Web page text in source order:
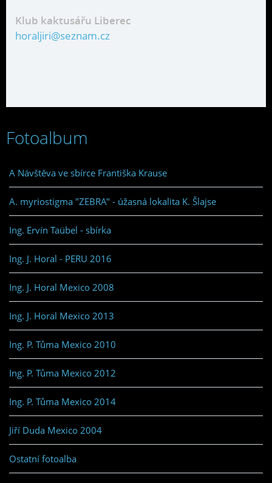
Klub kaktusářu Liberec
horaljiri@seznam.cz
Fotoalbum
A Návštěva ve sbírce Františka Krause
A. myriostigma "ZEBRA" - úžasná lokalita K. Šlajse
Ing. Ervín Taübel - sbírka
Ing. J. Horal - PERU 2016
Ing. J. Horal Mexico 2008
Ing. J. Horal Mexico 2013
Ing. P. Tůma Mexico 2010
Ing. P. Tůma Mexico 2012
Ing. P. Tůma Mexico 2014
Jiří Duda Mexico 2004
Ostatní fotoalba